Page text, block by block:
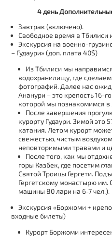
4 день
Завтрак (включено).
Свободное время в Тбилиси
Экскурсия на военно-
– Гудаури» (доп. плата 40$)
Из Тбилиси мы
водохранилищу, где
фотографий. Далее нас
Ананури – это крепость 16-
которой мы познакомимся в
После завершения
курорту Гудаури. Зимой это
катания. Летом курорт
свежестью, чистым
неповторимыми травами и
После того, как мы
горы Казбек, где посетим
Святой Троицы Гергети.
Гергетскому монастырю им.
машины 80 лари на 6-7 чел.).
Экскурсия «Боржоми +
входные билеты)
Курорт Боржоми